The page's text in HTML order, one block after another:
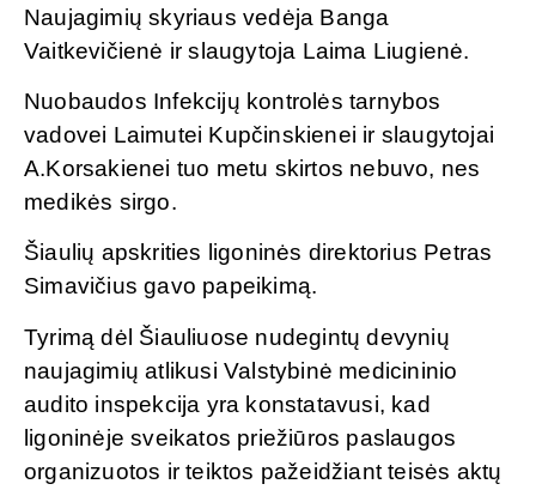
Naujagimių skyriaus vedėja Banga
Vaitkevičienė ir slaugytoja Laima Liugienė.
Nuobaudos Infekcijų kontrolės tarnybos
vadovei Laimutei Kupčinskienei ir slaugytojai
A.Korsakienei tuo metu skirtos nebuvo, nes
medikės sirgo.
Šiaulių apskrities ligoninės direktorius Petras
Simavičius gavo papeikimą.
Tyrimą dėl Šiauliuose nudegintų devynių
naujagimių atlikusi Valstybinė medicininio
audito inspekcija yra konstatavusi, kad
ligoninėje sveikatos priežiūros paslaugos
organizuotos ir teiktos pažeidžiant teisės aktų